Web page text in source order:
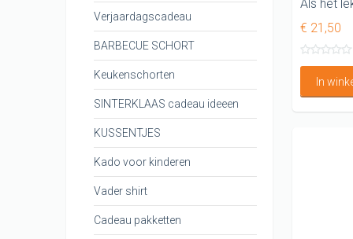
€ 21,50
In
Verjaardagscadeau
BARBECUE SCHORT
Keukenschorten
SINTERKLAAS cadeau ideeen
KUSSENTJES
Kado voor kinderen
Vader shirt
Cadeau pakketten